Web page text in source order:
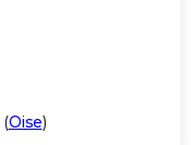
(Oise)